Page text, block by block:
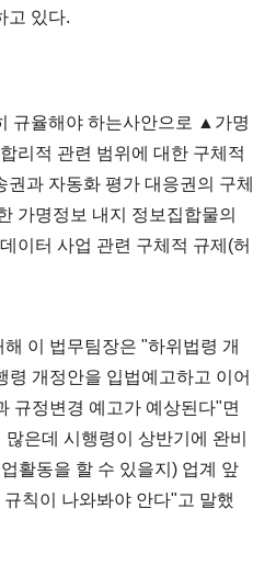
고 있다.
규율해야 하는사안으로 ▲가명
리적 관련 범위에 대한 구체적
과 자동화 평가 대응권의 구체
가명정보 내지 정보집합물의
이터 사업 관련 구체적 규제(허
이 법무팀장은 "하위법령 개
령 개정안을 입법예고하고 이어
규정변경 예고가 예상된다"면
은데 시행령이 상반기에 완비
활동을 할 수 있을지) 업계 앞
칙이 나와봐야 안다"고 말했